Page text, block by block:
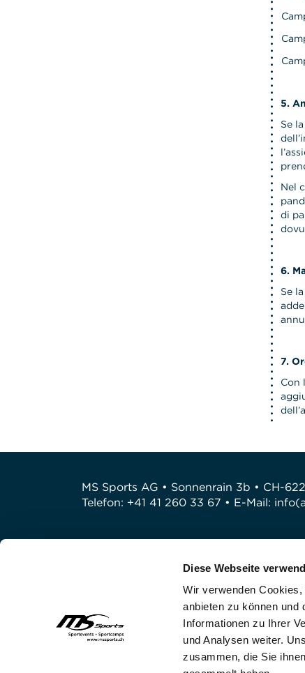
Diese Webseite
Wir verwenden
anbieten zu können und
Informationen zu Ihrer
und Analysen weiter.
zusammen, die Sie
5.
Se
Nel
di
6.
Se
7.
Con
MS Sports AG • Sonnenrain 3b • CH-
Telefon: +41 41 260 33 67 • E-Mail: